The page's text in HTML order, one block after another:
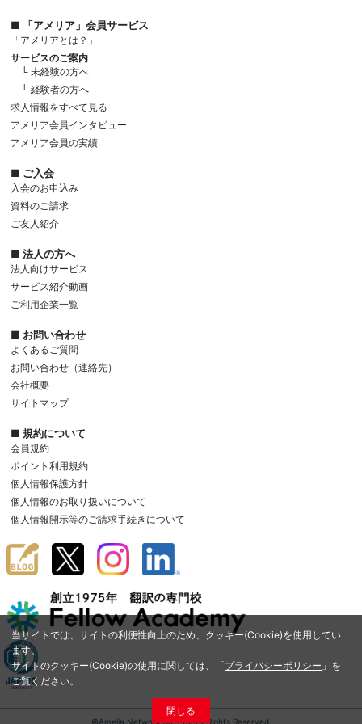
当サイトでは、サイトの利便性向上のため、クッキー(Cookie)を使用してい
ます。
サイトのクッキー(Cookie)の使用に関しては、「プライバシーポリシー 」を
ご覧ください。
閉じる
■ 「アメリア」会員サービス
「アメリアとは？」
サービスのご案内
└ 未経験の方へ
└ 経験者の方へ
求人情報をすべて見る
アメリア会員インタビュー
アメリア会員の実績
■ ご入会
入会のお申込み
資料のご請求
ご友人紹介
■ 法人の方へ
法人向けサービス
サービス紹介動画
ご利用企業一覧
■ お問い合わせ
よくあるご質問
お問い合わせ（連絡先）
会社概要
サイトマップ
■ 規約について
会員規約
ポイント利用規約
個人情報保護方針
個人情報のお取り扱いについて
個人情報開示等のご請求手続きについて
©Amelia Network Co.,Ltd. All Rights Reserved.